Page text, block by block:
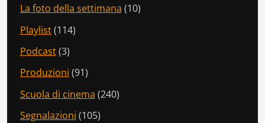
La foto della settimana (10)
Playlist(114)
Podcast(3)
Produzioni (91)
Scuola di cinema (240)
Segnalazioni (105)